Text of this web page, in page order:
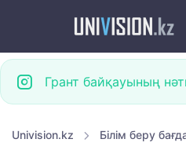
Грант байқауының
Univision.kz Білім беру